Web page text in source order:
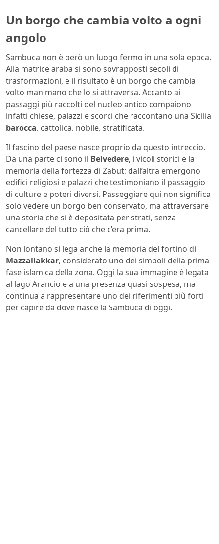
Un borgo che cambia volto a ogni
angolo
Sambuca non è però un luogo fermo in una sola epoca.
Alla matrice araba si sono sovrapposti secoli di
trasformazioni, e il risultato è un borgo che cambia
volto man mano che lo si attraversa. Accanto ai
passaggi più raccolti del nucleo antico compaiono
infatti chiese, palazzi e scorci che raccontano una Sicilia
barocca, cattolica, nobile, stratificata.
Il fascino del paese nasce proprio da questo intreccio.
Da una parte ci sono il Belvedere, i vicoli storici e la
memoria della fortezza di Zabut; dall’altra emergono
edifici religiosi e palazzi che testimoniano il passaggio
di culture e poteri diversi. Passeggiare qui non significa
solo vedere un borgo ben conservato, ma attraversare
una storia che si è depositata per strati, senza
cancellare del tutto ciò che c’era prima.
Non lontano si lega anche la memoria del fortino di
Mazzallakkar, considerato uno dei simboli della prima
fase islamica della zona. Oggi la sua immagine è legata
al lago Arancio e a una presenza quasi sospesa, ma
continua a rappresentare uno dei riferimenti più forti
per capire da dove nasce la Sambuca di oggi.